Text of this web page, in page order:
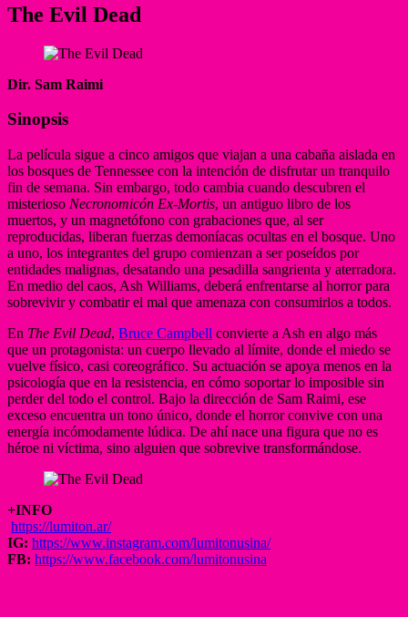
The Evil Dead
Dir. Sam Raimi
Sinopsis
La película sigue a cinco amigos que viajan a una cabaña aislada en
los bosques de Tennessee con la intención de disfrutar un tranquilo
fin de semana. Sin embargo, todo cambia cuando descubren el
misterioso Necronomicón Ex-Mortis, un antiguo libro de los
muertos, y un magnetófono con grabaciones que, al ser
reproducidas, liberan fuerzas demoníacas ocultas en el bosque. Uno
a uno, los integrantes del grupo comienzan a ser poseídos por
entidades malignas, desatando una pesadilla sangrienta y aterradora.
En medio del caos, Ash Williams, deberá enfrentarse al horror para
sobrevivir y combatir el mal que amenaza con consumirlos a todos.
En The Evil Dead, Bruce Campbell convierte a Ash en algo más
que un protagonista: un cuerpo llevado al límite, donde el miedo se
vuelve físico, casi coreográfico. Su actuación se apoya menos en la
psicología que en la resistencia, en cómo soportar lo imposible sin
perder del todo el control. Bajo la dirección de Sam Raimi, ese
exceso encuentra un tono único, donde el horror convive con una
energía incómodamente lúdica. De ahí nace una figura que no es
héroe ni víctima, sino alguien que sobrevive transformándose.
+INFO
https://lumiton.ar/
IG: https://www.instagram.com/lumitonusina/
FB: https://www.facebook.com/lumitonusina